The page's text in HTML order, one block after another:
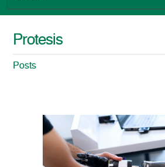
Protesis
Posts